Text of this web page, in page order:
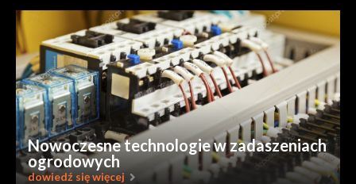
Nowoczesne technologie w zadaszeniach
ogrodowych
dowiedź się więcej